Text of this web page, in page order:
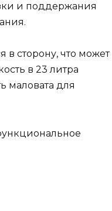
и поддержания
в сторону, что может
в 23 литра
маловата для